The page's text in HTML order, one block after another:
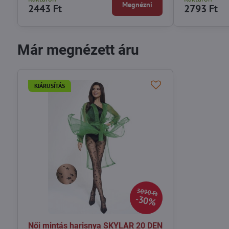
2443 Ft Megnézni 2793 Ft
Már megnézett áru
3090 Ft
30%
KIÁRUSÍTÁS
Női mintás harisnya SKYLAR 20 DEN